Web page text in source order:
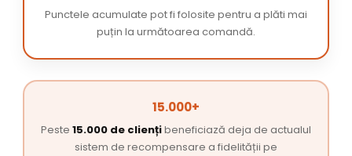
Punctele acumulate pot fi folosite pentru a plăti mai
puțin la următoarea comandă.
15.000+
Peste 15.000 de cliențibeneficiază deja de actualul
sistem de recompensare a fidelității pe